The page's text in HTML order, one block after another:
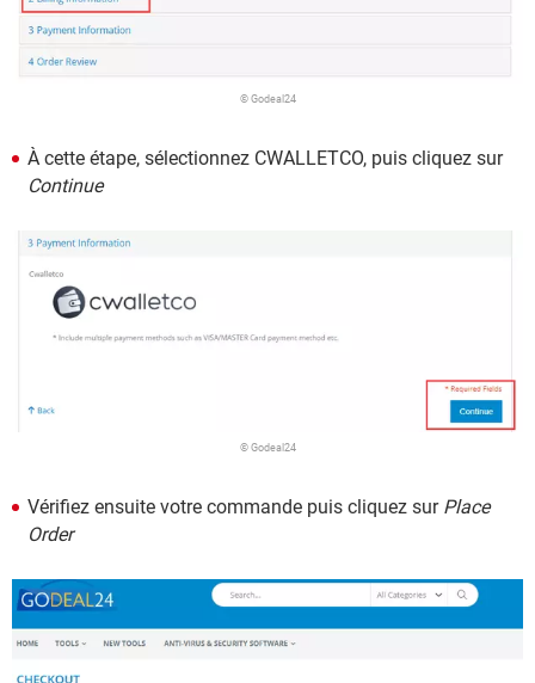
© Godeal24
À cette étape, sélectionnez CWALLETCO, puis cliquez sur
Continue
© Godeal24
Vérifiez ensuite votre commande puis cliquez sur Place
Order